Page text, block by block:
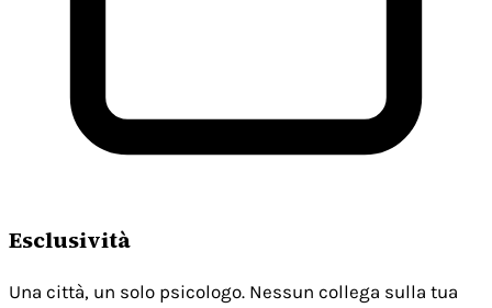
Esclusività
Una città, un solo psicologo. Nessun collega sulla tua